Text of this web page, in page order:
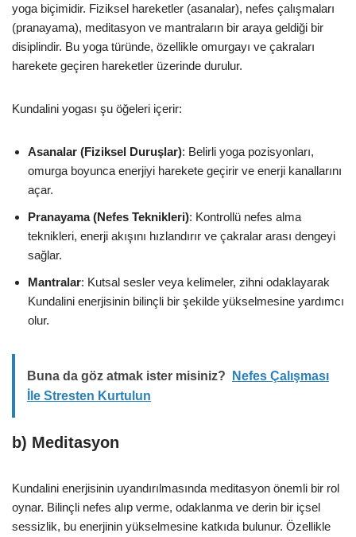
yoga biçimidir. Fiziksel hareketler (asanalar), nefes çalışmaları
(pranayama), meditasyon ve mantraların bir araya geldiği bir
disiplindir. Bu yoga türünde, özellikle omurgayı ve çakraları
harekete geçiren hareketler üzerinde durulur.
Kundalini yogası şu öğeleri içerir:
Asanalar (Fiziksel Duruşlar): Belirli yoga pozisyonları,
omurga boyunca enerjiyi harekete geçirir ve enerji kanallarını
açar.
Pranayama (Nefes Teknikleri): Kontrollü nefes alma
teknikleri, enerji akışını hızlandırır ve çakralar arası dengeyi
sağlar.
Mantralar: Kutsal sesler veya kelimeler, zihni odaklayarak
Kundalini enerjisinin bilinçli bir şekilde yükselmesine yardımcı
olur.
Buna da göz atmak ister misiniz?
Nefes Çalışması
İle Stresten Kurtulun
b) Meditasyon
Kundalini enerjisinin uyandırılmasında meditasyon önemli bir rol
oynar. Bilinçli nefes alıp verme, odaklanma ve derin bir içsel
sessizlik, bu enerjinin yükselmesine katkıda bulunur. Özellikle